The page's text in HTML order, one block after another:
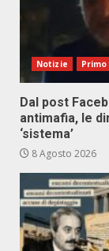
Notizie
Dal post
antimafia, le
‘sistema’
8 Agosto 2026